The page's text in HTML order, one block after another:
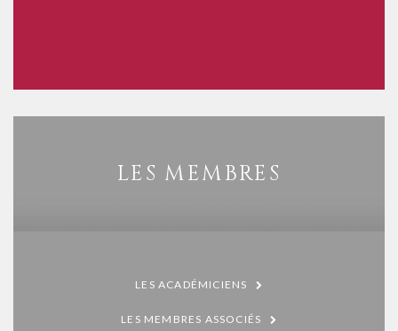
LES MEMBRES
LES ACADÉMICIENS
LES MEMBRES ASSOCIÉS